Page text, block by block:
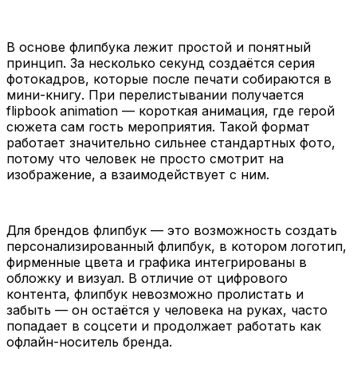
В основе флипбука лежит простой и понятный
принцип. За несколько секунд создаётся серия
фотокадров, которые после печати собираются в
мини-книгу. При перелистывании получается
flipbook animation — короткая анимация, где герой
сюжета сам гость мероприятия. Такой формат
работает значительно сильнее стандартных фото,
потому что человек не просто смотрит на
изображение, а взаимодействует с ним.
Для брендов флипбук — это возможность создать
персонализированный флипбук, в котором логотип,
фирменные цвета и графика интегрированы в
обложку и визуал. В отличие от цифрового
контента, флипбук невозможно пролистать и
забыть — он остаётся у человека на руках, часто
попадает в соцсети и продолжает работать как
офлайн-носитель бренда.